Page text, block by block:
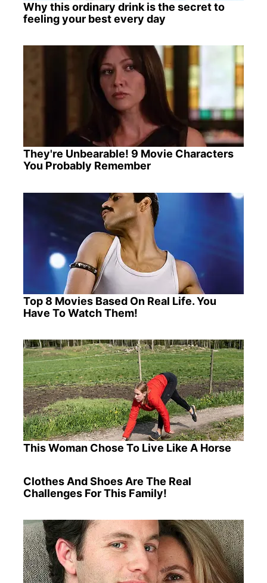
Why this ordinary drink is the secret to
feeling your best every day
They're Unbearable! 9 Movie Characters
You Probably Remember
Top 8 Movies Based On Real Life. You
Have To Watch Them!
This Woman Chose To Live Like A Horse
Clothes And Shoes Are The Real
Challenges For This Family!